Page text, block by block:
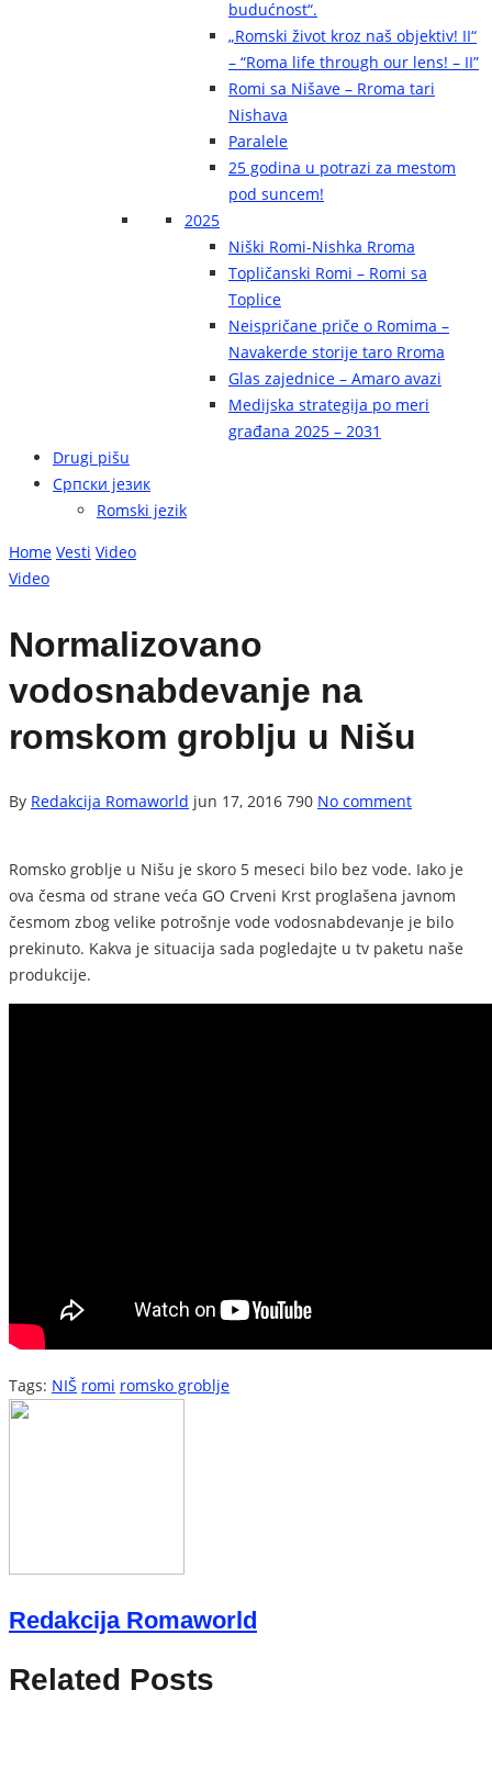
budućnost“.
„Romski život kroz naš objektiv! II“
– “Roma life through our lens! – II”
Romi sa Nišave – Rroma tari
Nishava
Paralele
25 godina u potrazi za mestom
pod suncem!
2025
Niški Romi-Nishka Rroma
Topličanski Romi – Romi sa
Toplice
Neispričane priče o Romima –
Navakerde storije taro Rroma
Glas zajednice – Amaro avazi
Medijska strategija po meri
građana 2025 – 2031
Drugi pišu
Српски језик
Romski jezik
Home Vesti Video
Video
Normalizovano
vodosnabdevanje na
romskom groblju u Nišu
By Redakcija Romaworld jun 17, 2016 790 No comment
Romsko groblje u Nišu je skoro 5 meseci bilo bez vode. Iako je
ova česma od strane veća GO Crveni Krst proglašena javnom
česmom zbog velike potrošnje vode vodosnabdevanje je bilo
prekinuto. Kakva je situacija sada pogledajte u tv paketu naše
produkcije.
Tags: NIŠ romi romsko groblje
Redakcija Romaworld
Related Posts